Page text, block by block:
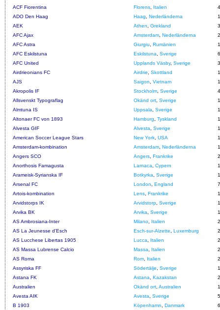
ACF Fiorentina
Florens Italien
4
ADO Den Haag
Haag Nederländerna
1
AEK
Athen Grekland
3
AFC Ajax
Amsterdam Nederländerna
2
AFC Astra
Giurgiu Rumänien
1
AFC Eskilstuna
Eskilstuna Sverige
6
AFC United
Upplands Väsby, Sverige
3
Airdrieonians FC
Airdrie Skottland
1
AJS
Saigon Vietnam
1
Akropolis IF
Stockholm Sverige
4
Allsvenskt Typograflag
Okänd ort Sverige
1
Almtuna IS
Uppsala Sverige
1
Altonaer FC von 1893
Hamburg Tyskland
1
Alvesta GIF
Alvesta Sverige
1
American Soccer League Stars
New York USA
1
Amsterdam-kombination
Amsterdam Nederländerna
1
Angers SCO
Angers Frankrike
2
Anorthosis Famagusta
Larnaca Cypern
1
Arameisk-Syrianska IF
Botkyrka Sverige
1
Arsenal FC
London England
7
Artois-kombination
Lens Frankrike
1
Arvidstorps IK
Arvidstorp Sverige
1
Arvika BK
Arvika Sverige
1
AS Ambrosiana-Inter
Milano Italien
2
AS La Jeunesse d'Esch
Esch-sur-Alzette Luxemburg
2
AS Lucchese Libertas 1905
Lucca Italien
2
AS Massa Lubrense Calcio
Massa Italien
2
AS Roma
Rom Italien
2
Assyriska FF
Södertälje Sverige
Astana FK
Astana Kazakstan
2
Australien
Okänd ort Australien
1
Avesta AIK
Avesta Sverige
5
B 1903
Köpenhamn Danmark
6